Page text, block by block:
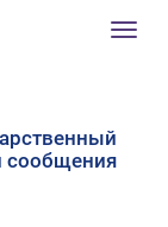
сообщения